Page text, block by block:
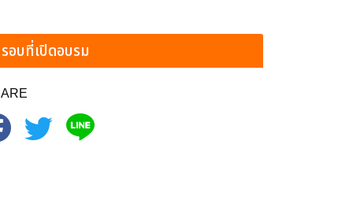
รอบที่เปิดอบรม